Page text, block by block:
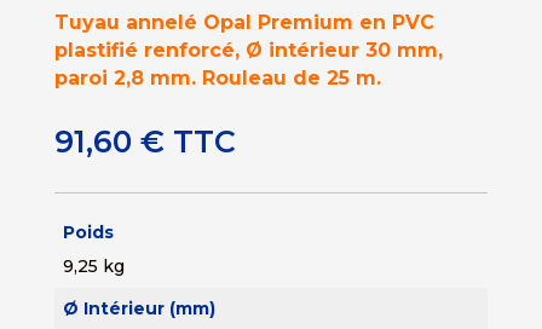
Tuyau annelé Opal Premium en PVC
plastifié renforcé, Ø intérieur 30 mm,
paroi 2,8 mm. Rouleau de 25 m.
91,60 € TTC
Poids
9,25 kg
Ø Intérieur (mm)